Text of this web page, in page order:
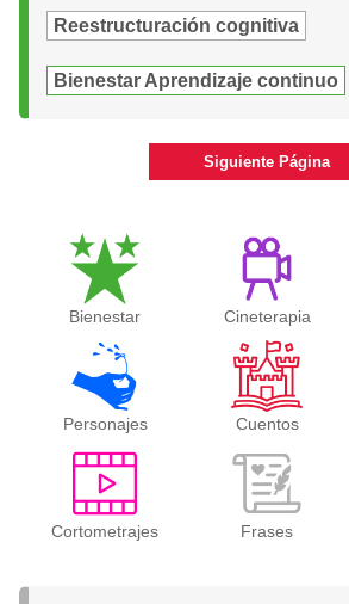
Reestructuración cognitiva
Bienestar Aprendizaje continuo
Siguiente Página
Bienestar Cineterapia
Personajes Cuentos
Cortometrajes Frases